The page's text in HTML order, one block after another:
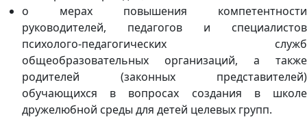
о мерах повышения компетентности
руководителей, педагогов и специалистов
психолого-педагогических служб
общеобразовательных организаций, а также
родителей (законных представителей)
обучающихся в вопросах создания в школе
дружелюбной среды для детей целевых групп.